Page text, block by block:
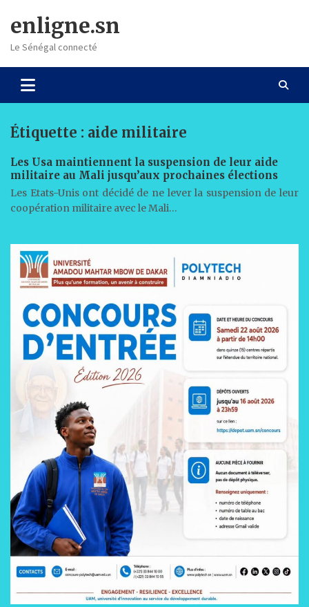
content
enligne.sn
Le Sénégal connecté
Étiquette : aide militaire
Les Usa maintiennent la suspension de leur aide
militaire au Mali jusqu’aux prochaines élections
Les Etats-Unis ont décidé de ne lever la suspension de leur
coopération militaire avec le Mali…